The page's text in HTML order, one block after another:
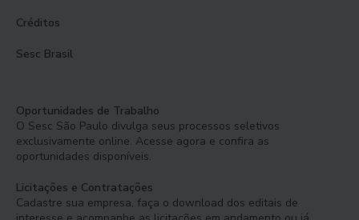
Créditos
Sesc Brasil
Oportunidades de Trabalho
O Sesc São Paulo divulga seus processos seletivos
exclusivamente online. Acesse agora e confira as
oportunidades disponíveis.
Licitações e Contratações
Cadastre sua empresa, faça o download dos editais de